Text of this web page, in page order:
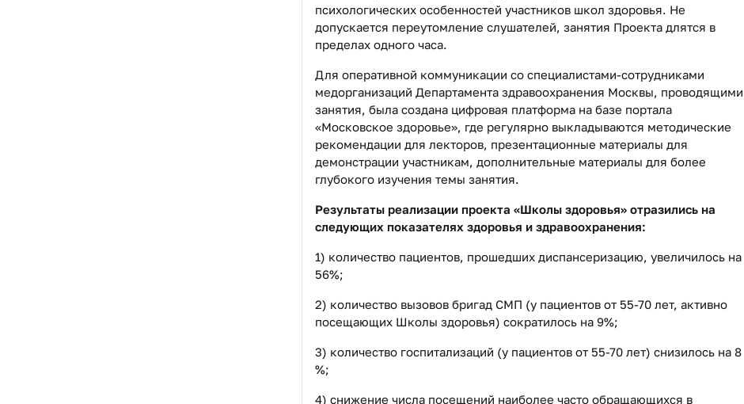
психологических особенностей участников школ здоровья. Не
допускается переутомление слушателей, занятия Проекта длятся в
пределах одного часа.
Для оперативной коммуникации со специалистами-сотрудниками
медорганизаций Департамента здравоохранения Москвы, проводящими
занятия, была создана цифровая платформа на базе портала
«Московское здоровье», где регулярно выкладываются методические
рекомендации для лекторов, презентационные материалы для
демонстрации участникам, дополнительные материалы для более
глубокого изучения темы занятия.
Результаты реализации проекта «Школы здоровья» отразились на
следующих показателях здоровья и здравоохранения:
1) количество пациентов, прошедших диспансеризацию, увеличилось на
56%;
2) количество вызовов бригад СМП (у пациентов от 55-70 лет, активно
посещающих Школы здоровья) сократилось на 9%;
3) количество госпитализаций (у пациентов от 55-70 лет) снизилось на 8
%;
4) снижение числа посещений наиболее часто обращающихся в